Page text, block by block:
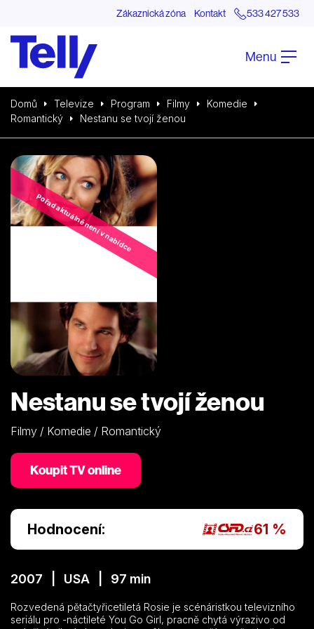
Zákaznická zóna Kontakt 533 427 533
Menu
Domů Televize Program Filmy
Komedie
Romantický
Nestanu se tvojí ženou
Pořad aktuálně není v nabídce
Nestanu se tvojí ženou
Filmy / Komedie / Romantický
Koupit TV online
Hodnocení: 61 %
2007 | USA | 97 min
Rozvedená pětačtyřicetiletá Rosie je scénáristkou televizního
seriálu pro -náctileté You Go Girl, pracně chytá výrazivo od